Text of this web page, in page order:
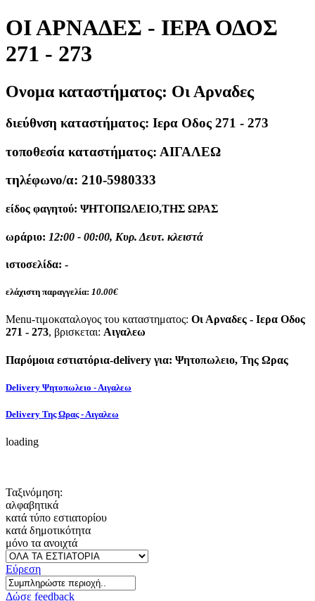
ΟΙ ΑΡΝΑΔΕΣ - ΙΕΡΑ ΟΔΟΣ
271 - 273
Ονομα καταστήματος: Οι Αρναδες
διεύθνση καταστήματος: Ιερα Οδος 271 - 273
τοποθεσία καταστήματος: ΑΙΓΑΛΕΩ
τηλέφωνο/α: 210-5980333
είδος φαγητού: ΨΗΤΟΠΩΛΕΙΟ,ΤΗΣ ΩΡΑΣ
ωράριο: 12:00 - 00:00, Κυρ. Δευτ. κλειστά
ιστοσελίδα: -
ελάχιστη παραγγελία: 10.00€
Menu-τιμοκαταλογος του καταστηματος: Οι Αρναδες - Ιερα Οδος
271 - 273, βρισκεται: Αιγαλεω
Παρόμοια εστιατόρια-delivery για: Ψητοπωλειο, Της Ωρας
Delivery Ψητοπωλειο - Αιγαλεω
Delivery Της Ωρας - Αιγαλεω
loading
Ταξινόμηση:
αλφαβητικά
κατά τύπο εστιατορίου
κατά δημοτικότητα
μόνο τα ανοιχτά
Εύρεση
Δώσε feedback